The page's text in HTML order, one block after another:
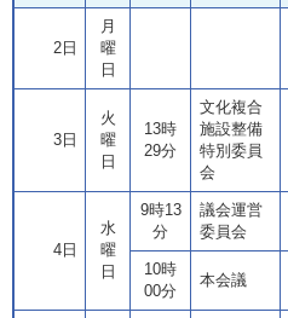
2日
月
曜
日
3日
火
曜
日
13時
29分
文化複合
施設整備
特別委員
会
4日
水
曜
日
9時13
分
議会運営
委員会
10時
00分
本会議